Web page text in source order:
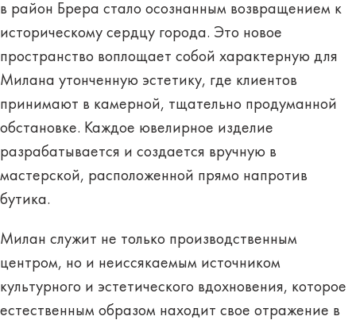
в район Брера стало осознанным возвращением к
историческому сердцу города. Это новое
пространство воплощает собой характерную для
Милана утонченную эстетику, где клиентов
принимают в камерной, тщательно продуманной
обстановке. Каждое ювелирное изделие
разрабатывается и создается вручную в
мастерской, расположенной прямо напротив
бутика.
Милан служит не только производственным
центром, но и неиссякаемым источником
культурного и эстетического вдохновения, которое
естественным образом находит свое отражение в